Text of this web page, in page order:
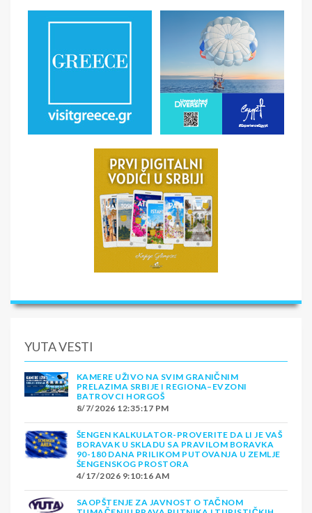
YUTA VESTI
KAMERE UŽIVO NA SVIM GRANIČNIM
PRELAZIMA SRBIJE I REGIONA–EVZONI
BATROVCI HORGOŠ
8/7/2026 12:35:17 PM
ŠENGEN KALKULATOR-PROVERITE DA LI JE VAŠ
BORAVAK U SKLADU SA PRAVILOM BORAVKA
90-180 DANA PRILIKOM PUTOVANJA U ZEMLJE
ŠENGENSKOG PROSTORA
4/17/2026 9:10:16 AM
SAOPŠTENJE ZA JAVNOST O TAČNOM